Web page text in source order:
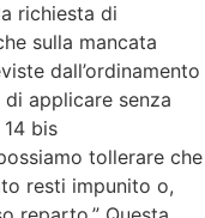
richiesta di
sulla mancata
dall’ordinamento
applicare senza
bis
tollerare che
resti impunito o,